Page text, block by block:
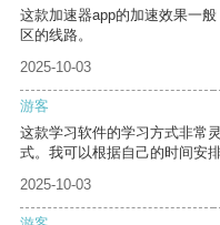
这款加速器app的加速效果一
区的线路。
2025-10-03
游客
这款学习软件的学习方式非常
式。我可以根据自己的时间安
2025-10-03